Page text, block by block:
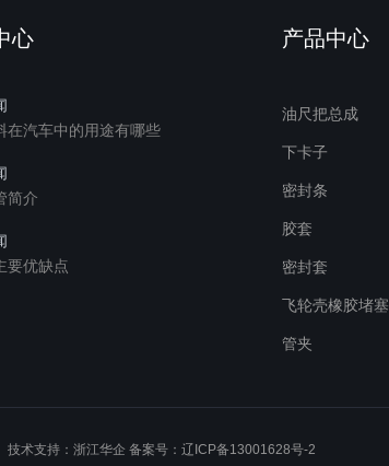
心
在汽车中的用途有哪些
简介
要优缺点
产品中心
油尺把总成
下卡子
密封条
胶套
密封套
飞轮壳橡胶堵塞
管夹
技术支持：浙江华企 备案号：辽ICP备13001628号-2